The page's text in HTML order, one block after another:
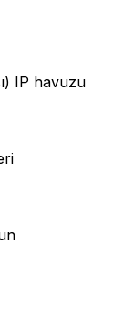
IP havuzu